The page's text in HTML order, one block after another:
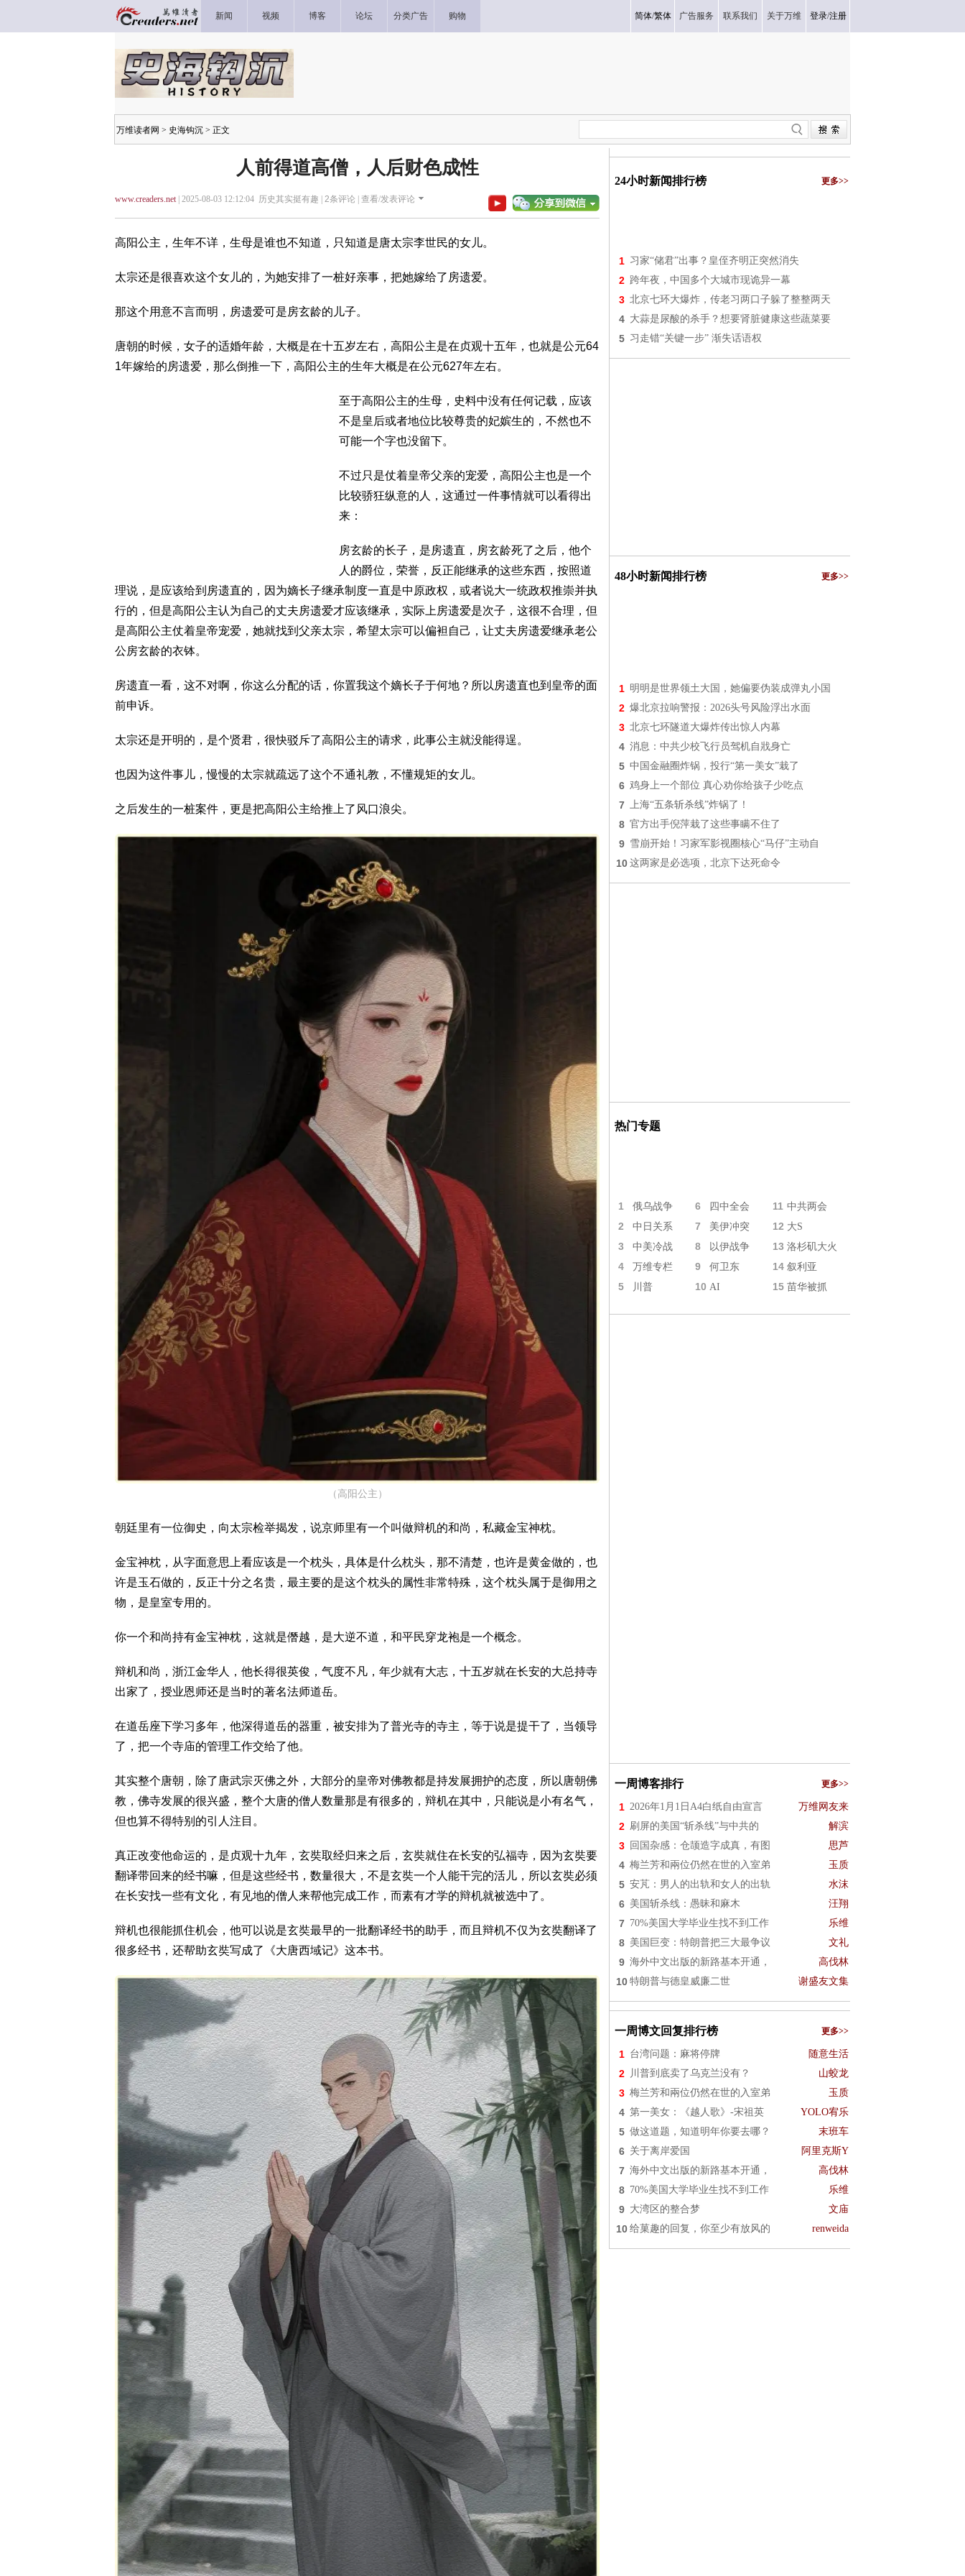
新闻 视频 博客 论坛 分类广告 购物 简体/繁体 广告服务 联系我们 关于万维 登录/注册
万维读者网 > 史海钩沉 > 正文
人前得道高僧，人后财色成性
www.creaders.net| 2025-08-03 12:12:04 历史其实挺有趣 | 2条评论 | 查看/发表评论
高阳公主，生年不详，生母是谁也不知道，只知道是唐太宗李世民的女儿。
太宗还是很喜欢这个女儿的，为她安排了一桩好亲事，把她嫁给了房遗爱。
那这个用意不言而明，房遗爱可是房玄龄的儿子。
唐朝的时候，女子的适婚年龄，大概是在十五岁左右，高阳公主是在贞观十五年，也就是公元64
1年嫁给的房遗爱，那么倒推一下，高阳公主的生年大概是在公元627年左右。
至于高阳公主的生母，史料中没有任何记载，应该
不是皇后或者地位比较尊贵的妃嫔生的，不然也不
可能一个字也没留下。
不过只是仗着皇帝父亲的宠爱，高阳公主也是一个
比较骄狂纵意的人，这通过一件事情就可以看得出
来：
房玄龄的长子，是房遗直，房玄龄死了之后，他个
人的爵位，荣誉，反正能继承的这些东西，按照道
理说，是应该给到房遗直的，因为嫡长子继承制度一直是中原政权，或者说大一统政权推崇并执
行的，但是高阳公主认为自己的丈夫房遗爱才应该继承，实际上房遗爱是次子，这很不合理，但
是高阳公主仗着皇帝宠爱，她就找到父亲太宗，希望太宗可以偏袒自己，让丈夫房遗爱继承老公
公房玄龄的衣钵。
房遗直一看，这不对啊，你这么分配的话，你置我这个嫡长子于何地？所以房遗直也到皇帝的面
前申诉。
太宗还是开明的，是个贤君，很快驳斥了高阳公主的请求，此事公主就没能得逞。
也因为这件事儿，慢慢的太宗就疏远了这个不通礼教，不懂规矩的女儿。
之后发生的一桩案件，更是把高阳公主给推上了风口浪尖。
（高阳公主）
朝廷里有一位御史，向太宗检举揭发，说京师里有一个叫做辩机的和尚，私藏金宝神枕。
金宝神枕，从字面意思上看应该是一个枕头，具体是什么枕头，那不清楚，也许是黄金做的，也
许是玉石做的，反正十分之名贵，最主要的是这个枕头的属性非常特殊，这个枕头属于是御用之
物，是皇室专用的。
你一个和尚持有金宝神枕，这就是僭越，是大逆不道，和平民穿龙袍是一个概念。
辩机和尚，浙江金华人，他长得很英俊，气度不凡，年少就有大志，十五岁就在长安的大总持寺
出家了，授业恩师还是当时的著名法师道岳。
在道岳座下学习多年，他深得道岳的器重，被安排为了普光寺的寺主，等于说是提干了，当领导
了，把一个寺庙的管理工作交给了他。
其实整个唐朝，除了唐武宗灭佛之外，大部分的皇帝对佛教都是持发展拥护的态度，所以唐朝佛
教，佛寺发展的很兴盛，整个大唐的僧人数量那是有很多的，辩机在其中，只能说是小有名气，
但也算不得特别的引人注目。
真正改变他命运的，是贞观十九年，玄奘取经归来之后，玄奘就住在长安的弘福寺，因为玄奘要
翻译带回来的经书嘛，但是这些经书，数量很大，不是玄奘一个人能干完的活儿，所以玄奘必须
在长安找一些有文化，有见地的僧人来帮他完成工作，而素有才学的辩机就被选中了。
辩机也很能抓住机会，他可以说是玄奘最早的一批翻译经书的助手，而且辩机不仅为玄奘翻译了
很多经书，还帮助玄奘写成了《大唐西域记》这本书。
24小时新闻排行榜 更多>>
1 习家“储君”出事？皇侄齐明正突然消失
2 跨年夜，中国多个大城市现诡异一幕
3 北京七环大爆炸，传老习两口子躲了整整两天
4 大蒜是尿酸的杀手？想要肾脏健康这些蔬菜要
5 习走错“关键一步” 渐失话语权
48小时新闻排行榜 更多>>
1 明明是世界领土大国，她偏要伪装成弹丸小国
2 爆北京拉响警报：2026头号风险浮出水面
3 北京七环隧道大爆炸传出惊人内幕
4 消息：中共少校飞行员驾机自戕身亡
5 中国金融圈炸锅，投行“第一美女”栽了
6 鸡身上一个部位 真心劝你给孩子少吃点
7 上海“五条斩杀线”炸锅了！
8 官方出手倪萍栽了这些事瞒不住了
9 雪崩开始！习家军影视圈核心“马仔”主动自
10 这两家是必选项，北京下达死命令
热门专题
1 俄乌战争 6 四中全会 11 中共两会
2 中日关系 7 美伊冲突 12 大S
3 中美冷战 8 以伊战争 13 洛杉矶大火
4 万维专栏 9 何卫东 14 叙利亚
5 川普 10 AI 15 苗华被抓
一周博客排行 更多>>
1 2026年1月1日A4白纸自由宣言 万维网友来
2 刷屏的美国“斩杀线”与中共的 解滨
3 回国杂感：仓颉造字成真，有图 思芦
4 梅兰芳和兩位仍然在世的入室弟 玉质
5 安芃：男人的出轨和女人的出轨 水沫
6 美国斩杀线：愚昧和麻木 汪翔
7 70%美国大学毕业生找不到工作 乐维
8 美国巨变：特朗普把三大最争议 文礼
9 海外中文出版的新路基本开通， 高伐林
10 特朗普与德皇威廉二世 谢盛友文集
一周博文回复排行榜 更多>>
1 台湾问题：麻将停牌 随意生活
2 川普到底卖了乌克兰没有？ 山蛟龙
3 梅兰芳和兩位仍然在世的入室弟 玉质
4 第一美女：《越人歌》-宋祖英 YOLO宥乐
5 做这道题，知道明年你要去哪？ 末班车
6 关于离岸爱国 阿里克斯Y
7 海外中文出版的新路基本开通， 高伐林
8 70%美国大学毕业生找不到工作 乐维
9 大湾区的整合梦 文庙
10 给菓趣的回复，你至少有放风的 renweida